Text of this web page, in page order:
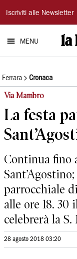
La
Nuova
Ferrara
Iscriviti alle Newsletter
MENU
Ferrara Cronaca
Via Mambro
La festa
Continua fino
parrocchiale
alle ore 18.
celebrerà la
28 agosto 2018 03:20